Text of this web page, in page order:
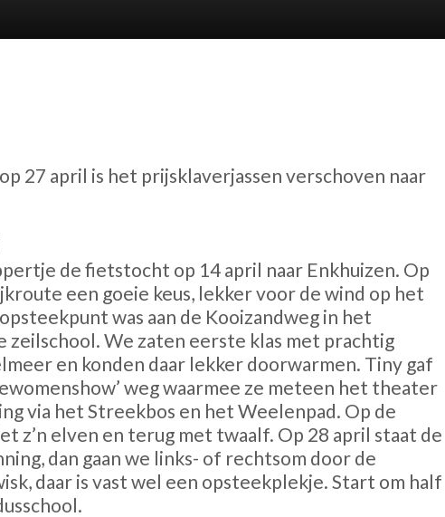
27 april is het prijsklaverjassen verschoven naar
de fietstocht op 14 april naar Enkhuizen. Op
een goeie keus, lekker voor de wind op het
was aan de Kooizandweg in het
zeilschool. We zaten eerste klas met prachtig
en konden daar lekker doorwarmen. Tiny gaf
weg waarmee ze meteen het theater
via het Streekbos en het Weelenpad. Op de
z’n elven en terug met twaalf. Op 28 april staat de
dan gaan we links- of rechtsom door de
daar is vast wel een opsteekplekje. Start om half